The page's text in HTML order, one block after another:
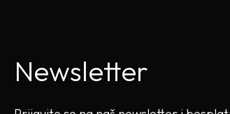
Newsletter